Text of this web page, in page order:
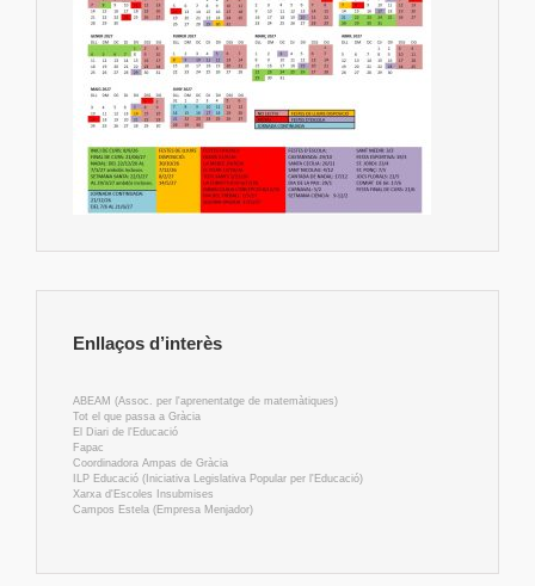
Enllaços d’interès
ABEAM (Assoc. per l'aprenentatge de matemàtiques)
Tot el que passa a Gràcia
El Diari de l'Educació
Fapac
Coordinadora Ampas de Gràcia
ILP Educació (Iniciativa Legislativa Popular per l'Educació)
Xarxa d'Escoles Insubmises
Campos Estela (Empresa Menjador)